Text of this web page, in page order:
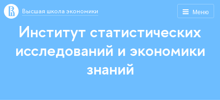
Меню
Высшая школа экономики
Институт статистических
исследований и экономики
знаний